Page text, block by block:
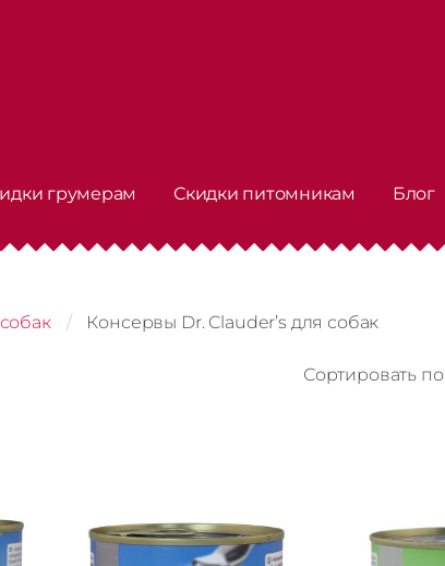
грумерам Скидки питомникам Блог
Консервы Dr. Clauder’s для собак
Сортировать по